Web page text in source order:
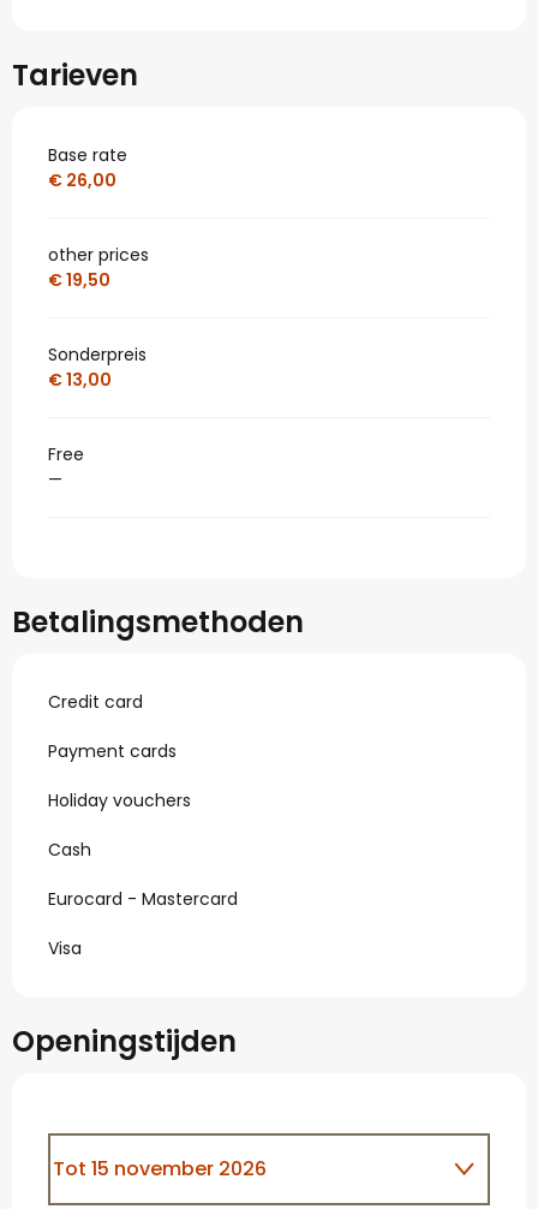
Tarieven
Base rate
€ 26,00
other prices
€ 19,50
Sonderpreis
€ 13,00
Free
—
Betalingsmethoden
Credit card
Payment cards
Holiday vouchers
Cash
Eurocard - Mastercard
Visa
Openingstijden
Tot 15 november 2026